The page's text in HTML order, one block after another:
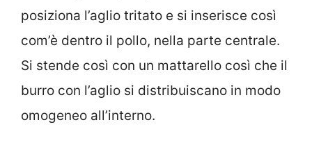
posiziona l’aglio tritato e si inserisce così
com’è dentro il pollo, nella parte centrale.
Si stende così con un mattarello così che il
burro con l’aglio si distribuiscano in modo
omogeneo all’interno.